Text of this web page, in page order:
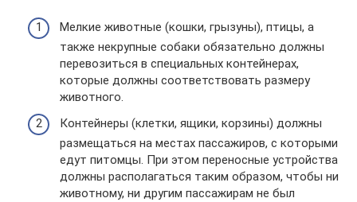
Мелкие животные (кошки, грызуны), птицы, а
также некрупные собаки обязательно должны
перевозиться в специальных контейнерах,
которые должны соответствовать размеру
животного.
Контейнеры (клетки, ящики, корзины) должны
размещаться на местах пассажиров, с которыми
едут питомцы. При этом переносные устройства
должны располагаться таким образом, чтобы ни
животному, ни другим пассажирам не был